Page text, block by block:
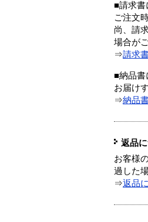
■請求書
ご注文
尚、請
場合が
⇒請求
■納品書
お届け
⇒納品
返品
お客様
過した
⇒返品